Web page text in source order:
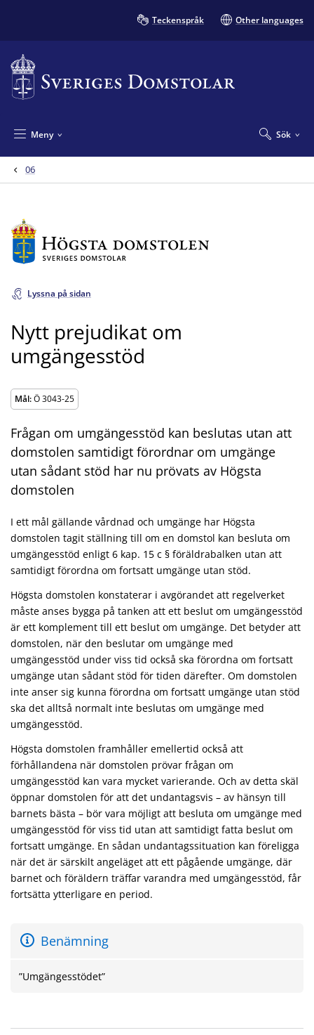
Teckenspråk Other languages
Sök
Meny
06
Lyssna på sidan
Nytt prejudikat om
umgängesstöd
Mål:Ö 3043-25
Frågan om umgängesstöd kan beslutas utan att
domstolen samtidigt förordnar om umgänge
utan sådant stöd har nu prövats av Högsta
domstolen
I ett mål gällande vårdnad och umgänge har Högsta
domstolen tagit ställning till om en domstol kan besluta om
umgängesstöd enligt 6 kap. 15 c § föräldrabalken utan att
samtidigt förordna om fortsatt umgänge utan stöd.
Högsta domstolen konstaterar i avgörandet att regelverket
måste anses bygga på tanken att ett beslut om umgängesstöd
är ett komplement till ett beslut om umgänge. Det betyder att
domstolen, när den beslutar om umgänge med
umgängesstöd under viss tid också ska förordna om fortsatt
umgänge utan sådant stöd för tiden därefter. Om domstolen
inte anser sig kunna förordna om fortsatt umgänge utan stöd
ska det alltså normalt inte beslutas om umgänge med
umgängesstöd.
Högsta domstolen framhåller emellertid också att
förhållandena när domstolen prövar frågan om
umgängesstöd kan vara mycket varierande. Och av detta skäl
öppnar domstolen för att det undantagsvis – av hänsyn till
barnets bästa – bör vara möjligt att besluta om umgänge med
umgängesstöd för viss tid utan att samtidigt fatta beslut om
fortsatt umgänge. En sådan undantagssituation kan föreligga
när det är särskilt angeläget att ett pågående umgänge, där
barnet och föräldern träffar varandra med umgängesstöd, får
fortsätta ytterligare en period.
Benämning
”Umgängesstödet”